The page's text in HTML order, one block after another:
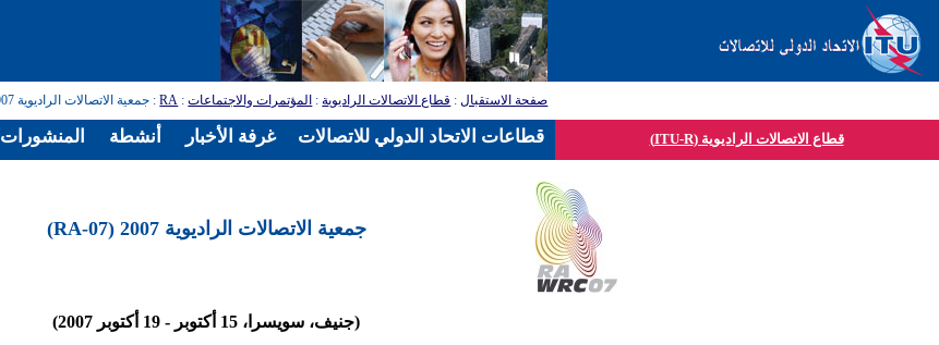
صفحة الاستقبال: قطاع الاتصالات الراديوية: المؤتمرات والاجتماعات:
RA: جمعية الاتصالات الراديوية 2007 (RA-07)
قطاع الاتصالات الراديوية (ITU-R)
جمعية الاتصالات الراديوية 2007 (RA-07)
(جنيف، سويسرا، 15 أكتوبر - 19 أكتوبر 2007)
المنشورات أنشطة غرفة الأخبار قطاعات الاتحاد الدولي للاتصالات